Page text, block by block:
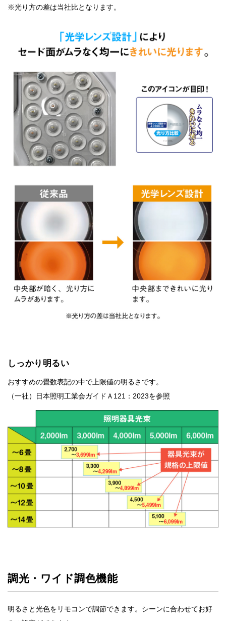
※光り方の差は当社比となります。
しっかり明るい
おすすめの畳数表記の中で上限値の明るさです。
（一社）日本照明工業会ガイドＡ121：2023を参照
調光・ワイド調色機能
明るさと光色をリモコンで調節できます。シーンに合わせてお好